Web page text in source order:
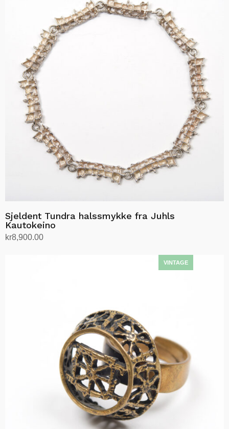
Sjeldent Tundra halssmykke fra Juhls
Kautokeino
kr8,900.00